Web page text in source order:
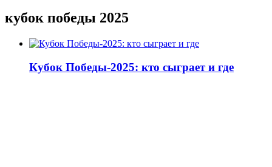
кубок победы 2025
Кубок Победы-2025: кто сыграет и где